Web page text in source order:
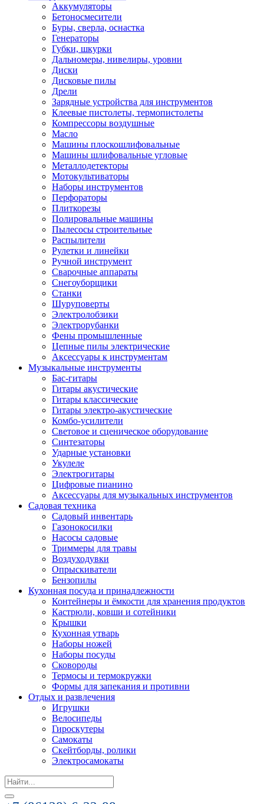
Аккумуляторы
Бетоносмесители
Буры, сверла, оснастка
Генераторы
Губки, шкурки
Дальномеры, нивелиры, уровни
Диски
Дисковые пилы
Дрели
Зарядные устройства для инструментов
Клеевые пистолеты, термопистолеты
Компрессоры воздушные
Масло
Машины плоскошлифовальные
Машины шлифовальные угловые
Металлодетекторы
Мотокультиваторы
Наборы инструментов
Перфораторы
Плиткорезы
Полировальные машины
Пылесосы строительные
Распылители
Рулетки и линейки
Ручной инструмент
Сварочные аппараты
Снегоуборщики
Станки
Шуруповерты
Электролобзики
Электрорубанки
Фены промышленные
Цепные пилы электрические
Аксессуары к инструментам
Музыкальные инструменты
Бас-гитары
Гитары акустические
Гитары классические
Гитары электро-акустические
Комбо-усилители
Световое и сценическое оборудование
Синтезаторы
Ударные установки
Укулеле
Электрогитары
Цифровые пианино
Аксессуары для музыкальных инструментов
Садовая техника
Садовый инвентарь
Газонокосилки
Насосы садовые
Триммеры для травы
Воздуходувки
Опрыскиватели
Бензопилы
Кухонная посуда и принадлежности
Контейнеры и ёмкости для хранения продуктов
Кастрюли, ковши и сотейники
Крышки
Кухонная утварь
Наборы ножей
Наборы посуды
Сковороды
Термосы и термокружки
Формы для запекания и противни
Отдых и развлечения
Игрушки
Велосипеды
Гироскутеры
Самокаты
Скейтборды, ролики
Электросамокаты
Search
for: